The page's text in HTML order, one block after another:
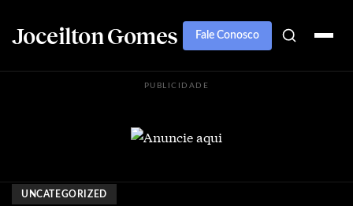
Joceilton Gomes Fale Conosco
PUBLICIDADE
UNCATEGORIZED